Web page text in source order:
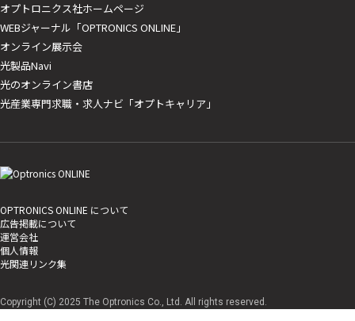
オプトロニクス社ホームページ
WEBジャーナル「OPTRONICS ONLINE」
オンライン展示会
光製品Navi
光のオンライン書店
光産業専門求職・求人ナビ「オプトキャリア」
OPTRONICS ONLINE について
広告掲載について
運営会社
個人情報
光関連リンク集
Copyright (C) 2025 The Optronics Co., Ltd. All rights reserved.